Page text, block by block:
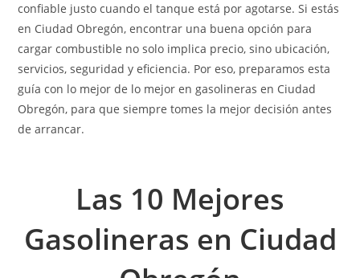
confiable justo cuando el tanque está por agotarse. Si estás
en Ciudad Obregón, encontrar una buena opción para
cargar combustible no solo implica precio, sino ubicación,
servicios, seguridad y eficiencia. Por eso, preparamos esta
guía con lo mejor de lo mejor en gasolineras en Ciudad
Obregón, para que siempre tomes la mejor decisión antes
de arrancar.
Las 10 Mejores
Gasolineras en Ciudad